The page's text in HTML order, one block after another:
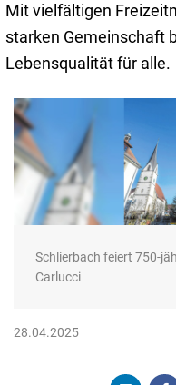
Mit vielfältigen
starken Gemeinschaft
Lebensqualität für alle.
Schlierbach feiert 750-
Carlucci
28.04.2025